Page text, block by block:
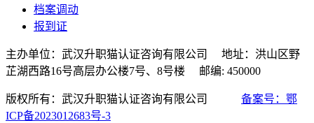
档案调动
报到证
主办单位：武汉升职猫认证咨询有限公司 地址：洪山区野
芷湖西路16号高层办公楼7号、8号楼 邮编: 450000
版权所有：武汉升职猫认证咨询有限公司 备案号：鄂
ICP备2023012683号-3